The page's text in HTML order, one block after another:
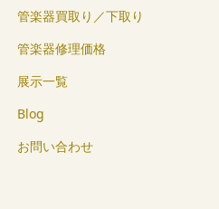
管楽器買取り／下取り
管楽器修理価格
展示一覧
Blog
お問い合わせ